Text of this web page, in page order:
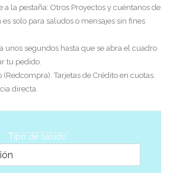
a la pestaña: Otros Proyectos y cuéntanos de
es solo para saludos o mensajes sin fines
unos segundos hasta que se abra el cuadro
tu pedido.
Tarjetas de Crédito en cuotas.
directa.
Tipo de saludo